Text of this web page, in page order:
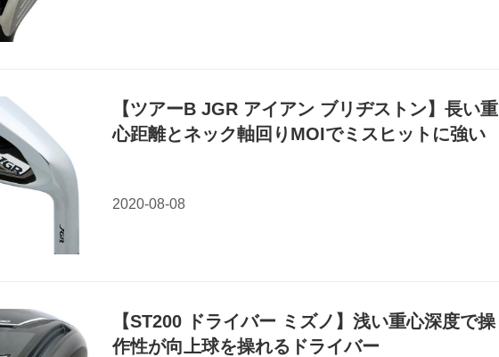
【ツアーB JGR アイアン ブリヂストン】長い重
心距離とネック軸回りMOIでミスヒットに強い
【ST200 ドライバー ミズノ】浅い重心深度で操
作性が向上球を操れるドライバー